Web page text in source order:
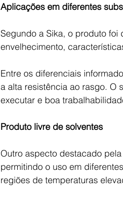
Aplicações em diferentes
Segundo a Sika, o produto
envelhecimento,
Entre os diferenciais
a alta resistência ao rasgo. O
executar e boa
Produto livre de solventes
Outro aspecto destacado
permitindo o uso em
regiões de temperaturas